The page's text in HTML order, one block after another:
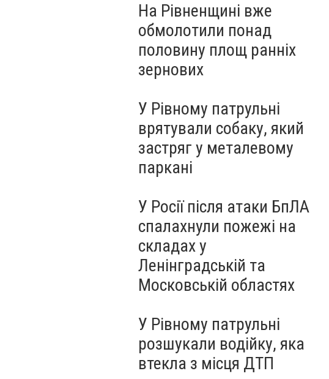
На Рівненщині вже
обмолотили понад
половину площ ранніх
зернових
У Рівному патрульні
врятували собаку, який
застряг у металевому
паркані
У Росії після атаки БпЛА
спалахнули пожежі на
складах у
Ленінградській та
Московській областях
У Рівному патрульні
розшукали водійку, яка
втекла з місця ДТП